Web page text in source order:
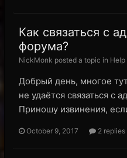
Как связаться с
форума?
NickMonk posted a topic in Help
Добрый день, многое
не удаётся связаться с
Приношу извинения,
October 9, 2017 2 replies